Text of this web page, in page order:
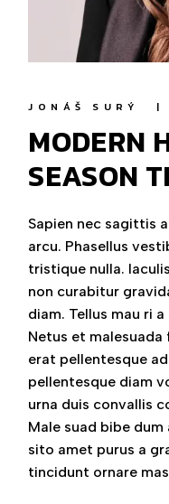
JONÁŠ SURÝ
MODERN
SEASON
Sapien nec sagittis
arcu. Phasellus
tristique nulla.
non curabitur
diam. Tellus mau ri
Netus et
erat pellentesque
pellentesque diam
urna duis convallis
Male suad bibe
sito amet purus a
tincidunt ornare